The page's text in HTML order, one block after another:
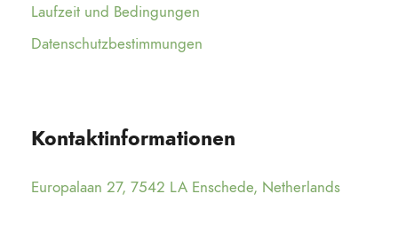
Laufzeit und Bedingungen
Datenschutzbestimmungen
Kontaktinformationen
Europalaan 27, 7542 LA Enschede, Netherlands